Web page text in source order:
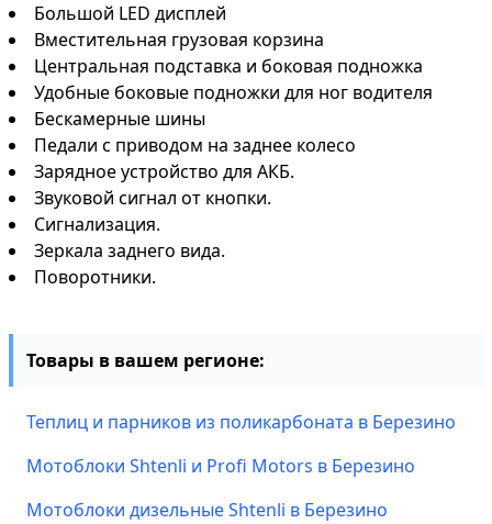
Большой LED дисплей
Вместительная грузовая корзина
Центральная подставка и боковая подножка
Удобные боковые подножки для ног водителя
Бескамерные шины
Педали с приводом на заднее колесо
Зарядное устройство для АКБ.
Звуковой сигнал от кнопки.
Сигнализация.
Зеркала заднего вида.
Поворотники.
Товары в вашем регионе:
Теплиц и парников из поликарбоната в Березино
Мотоблоки Shtenli и Profi Motors в Березино
Мотоблоки дизельные Shtenli в Березино